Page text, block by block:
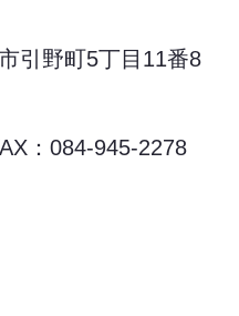
引野町5丁目11番8
：084-945-2278